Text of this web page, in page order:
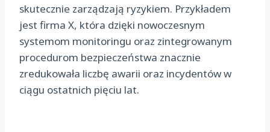
skutecznie zarządzają ryzykiem. Przykładem
jest firma X, która dzięki nowoczesnym
systemom monitoringu oraz zintegrowanym
procedurom bezpieczeństwa znacznie
zredukowała liczbę awarii oraz incydentów w
ciągu ostatnich pięciu lat.